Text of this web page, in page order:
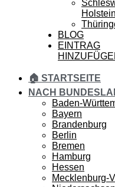
Holstein
BLOG
EINTRAG
🏠 STARTSEITE
NACH
Baden-
Bayern
Brandenburg
Berlin
Bremen
Hamburg
Hessen
Mecklenburg-